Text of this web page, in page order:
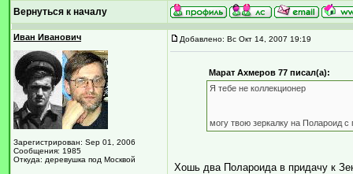
Вернуться к началу
Иван Иванович
Зарегистрирован: Sep 01, 2006
Сообщения: 1985
Откуда: деревушка под Москвой
Добавлено: Вс Окт 14, 2007 19:19
Марат Ахмеров 77 писал(а):
Я тебе не коллекционер
могу твою зеркалку на Полароид
Хошь два Полароида в придачу к